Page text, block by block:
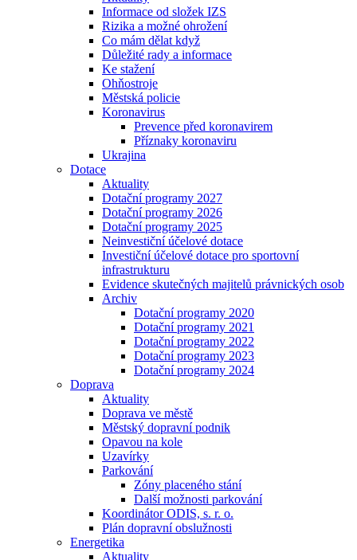
Informace od složek IZS
Rizika a možné ohrožení
Co mám dělat když
Důležité rady a informace
Ke stažení
Ohňostroje
Městská policie
Koronavirus
Prevence před koronavirem
Příznaky koronaviru
Ukrajina
Dotace
Aktuality
Dotační programy 2027
Dotační programy 2026
Dotační programy 2025
Neinvestiční účelové dotace
Investiční účelové dotace pro sportovní
infrastrukturu
Evidence skutečných majitelů právnických osob
Archiv
Dotační programy 2020
Dotační programy 2021
Dotační programy 2022
Dotační programy 2023
Dotační programy 2024
Doprava
Aktuality
Doprava ve městě
Městský dopravní podnik
Opavou na kole
Uzavírky
Parkování
Zóny placeného stání
Další možnosti parkování
Koordinátor ODIS, s. r. o.
Plán dopravní obslužnosti
Energetika
Aktuality